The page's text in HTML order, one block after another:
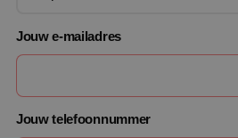
Jouw e-mailadres
Jouw telefoonnummer